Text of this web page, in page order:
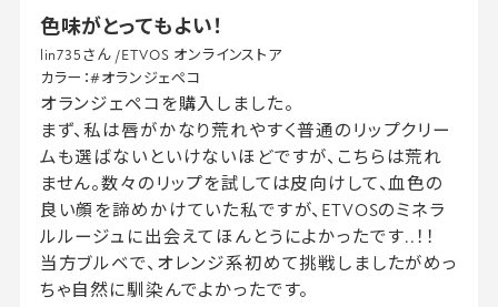
色味がとってもよい！
lin735さん /ETVOS オンラインストア
カラー：#オランジェペコ
オランジェペコを購入しました。
まず、私は唇がかなり荒れやすく普通のリップクリー
ムも選ばないといけないほどですが、こちらは荒れ
ません。数々のリップを試しては皮向けして、血色の
良い顔を諦めかけていた私ですが、ETVOSのミネラ
ルルージュに出会えてほんとうによかったです..！！
当方ブルベで、オレンジ系初めて挑戦しましたがめっ
ちゃ自然に馴染んでよかったです。